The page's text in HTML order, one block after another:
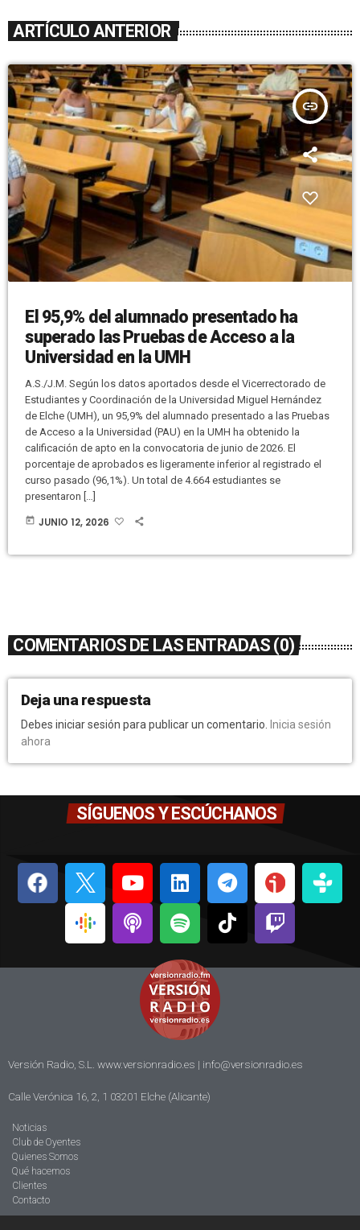
ARTÍCULO ANTERIOR
insert_link
El 95,9% del alumnado presentado ha
superado las Pruebas de Acceso a la
Universidad en la UMH
A.S./J.M. Según los datos aportados desde el Vicerrectorado de
Estudiantes y Coordinación de la Universidad Miguel Hernández
de Elche (UMH), un 95,9% del alumnado presentado a las Pruebas
de Acceso a la Universidad (PAU) en la UMH ha obtenido la
calificación de apto en la convocatoria de junio de 2026. El
porcentaje de aprobados es ligeramente inferior al registrado el
curso pasado (96,1%). Un total de 4.664 estudiantes se
presentaron […]
today JUNIO 12, 2026
COMENTARIOS DE LAS ENTRADAS (0)
Deja una respuesta
Debes iniciar sesión para publicar un comentario.
Inicia sesión
ahora
SÍGUENOS Y ESCÚCHANOS
Versión Radio, S.L. www.versionradio.es | info@versionradio.es
Calle Verónica 16, 2, 1 03201 Elche (Alicante)
Noticias
Club de Oyentes
Quienes Somos
Qué hacemos
Clientes
Contacto